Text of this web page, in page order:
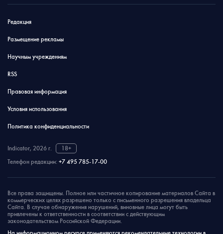
Редакция
Размещение рекламы
Научным учреждениям
RSS
Правовая информация
Условия использования
Политика конфиденциальности
Indicator, 2026 г.
18+
Телефон редакции: +7 495 785-17-00
Все права защищены. Полное или частичное копирование материалов Сайта в
коммерческих целях разрешено только с письменного разрешения владельца
Сайта. В случае обнаружения нарушений, виновные лица могут быть
привлечены к ответственности в соответствии с действующим
законодательством Российской Федерации.